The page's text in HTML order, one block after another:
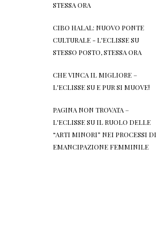
STESSA ORA
CIBO HALAL: NUOVO PONTE
CULTURALE - L'ECLISSESU
STESSO POSTO, STESSA ORA
CHE VINCA IL MIGLIORE –
L'ECLISSESU E PUR SI MUOVE!
PAGINA NON TROVATA –
L'ECLISSESU IL RUOLO DELLE
“ARTI MINORI” NEI PROCESSI DI
EMANCIPAZIONE FEMMINILE